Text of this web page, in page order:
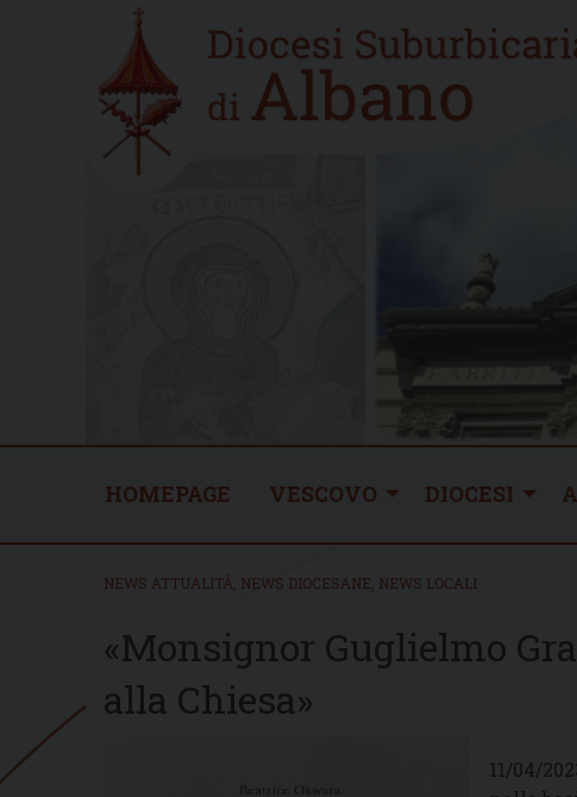
Home
new
HOMEPAGE VESCOVO DIOCESI
NEWS ATTUALITÀ NEWS DIOCESANE NEWS LOCALI
«Monsignor Guglielmo
alla Chiesa»
11/04/